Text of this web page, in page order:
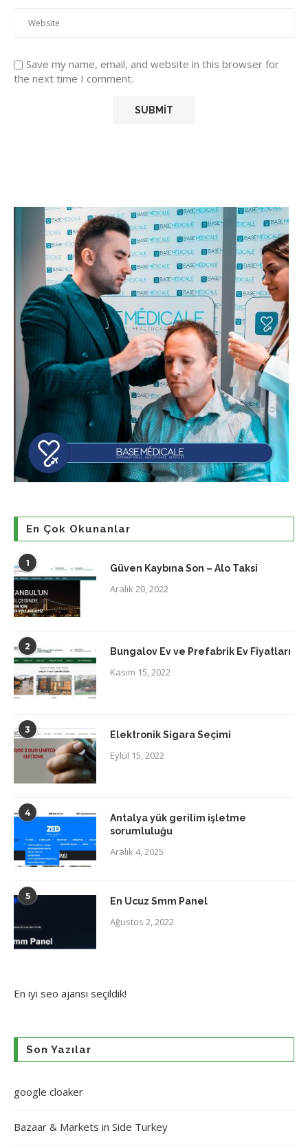
Save my name, email, and website in this browser for
the next time I comment.
En Çok Okunanlar
1 Güven Kaybına Son – Alo Taksi
Aralık 20, 2022
2 Bungalov Ev ve Prefabrik Ev Fiyatları
Kasım 15, 2022
3 Elektronik Sigara Seçimi
Eylül 15, 2022
4
Antalya yük gerilim işletme
sorumluluğu
Aralık 4, 2025
5 En Ucuz Smm Panel
Ağustos 2, 2022
En iyi seo ajansı seçildik!
Son Yazılar
google cloaker
Bazaar & Markets in Side Turkey